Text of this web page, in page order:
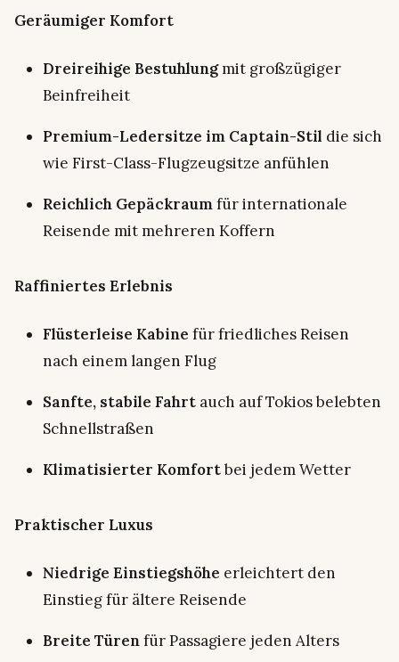
Geräumiger Komfort
Dreireihige Bestuhlungmit großzügiger
Beinfreiheit
Premium-Ledersitze im Captain-Stil die sich
wie First-Class-Flugzeugsitze anfühlen
Reichlich Gepäckraumfür internationale
Reisende mit mehreren Koffern
Raffiniertes Erlebnis
Flüsterleise Kabine für friedliches Reisen
nach einem langen Flug
Sanfte, stabile Fahrt auch auf Tokios belebten
Schnellstraßen
Klimatisierter Komfortbei jedem Wetter
Praktischer Luxus
Niedrige Einstiegshöhe erleichtert den
Einstieg für ältere Reisende
Breite Türenfür Passagiere jeden Alters